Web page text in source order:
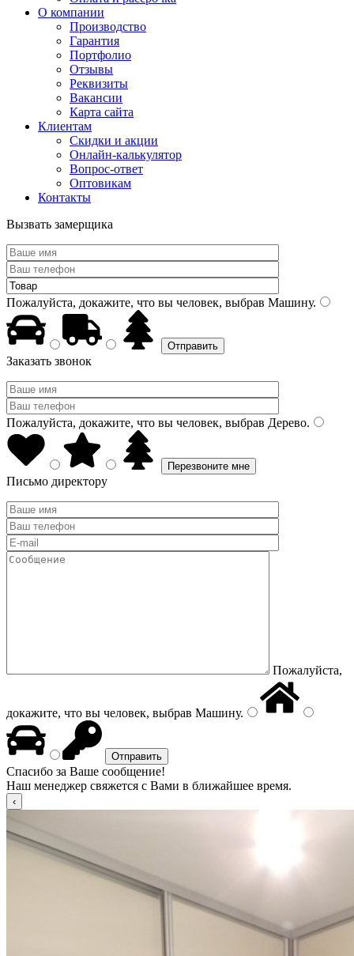
О компании
Производство
Гарантия
Портфолио
Отзывы
Реквизиты
Вакансии
Карта сайта
Клиентам
Скидки и акции
Онлайн-калькулятор
Вопрос-ответ
Оптовикам
Контакты
Вызвать замерщика
Пожалуйста, докажите, что вы человек, выбрав Машину.
Заказать звонок
Пожалуйста, докажите, что вы человек, выбрав Дерево.
Письмо директору
Пожалуйста,
докажите, что вы человек, выбрав Машину.
Спасибо за Ваше сообщение!
Наш менеджер свяжется с Вами в ближайшее время.